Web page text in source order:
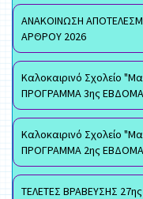
ΑΝΑΚΟΙΝΩΣΗ
ΑΡΘΡΟΥ 2026
Καλοκαιρινό Σχολείο
ΠΡΟΓΡΑΜΜΑ 3ης
Καλοκαιρινό Σχολείο
ΠΡΟΓΡΑΜΜΑ 2ης
ΤΕΛΕΤΕΣ ΒΡΑΒΕΥΣΗΣ